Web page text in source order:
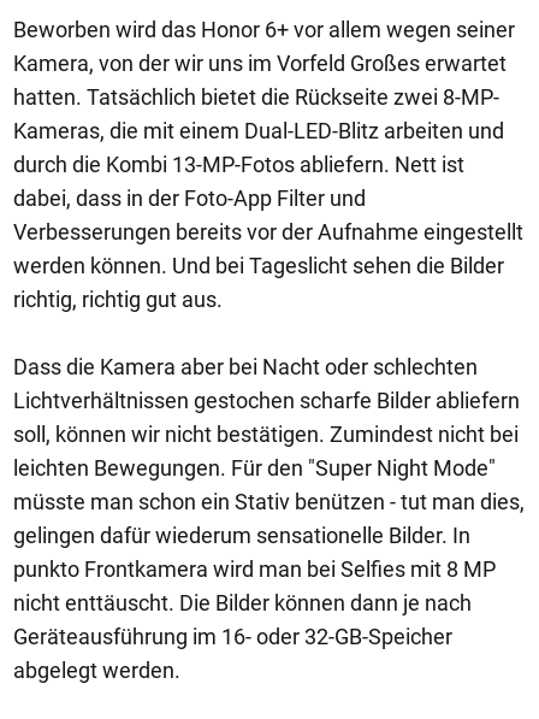
Beworben wird das Honor 6+ vor allem wegen seiner
Kamera, von der wir uns im Vorfeld Großes erwartet
hatten. Tatsächlich bietet die Rückseite zwei 8-MP-
Kameras, die mit einem Dual-LED-Blitz arbeiten und
durch die Kombi 13-MP-Fotos abliefern. Nett ist
dabei, dass in der Foto-App Filter und
Verbesserungen bereits vor der Aufnahme eingestellt
werden können. Und bei Tageslicht sehen die Bilder
richtig, richtig gut aus.
Dass die Kamera aber bei Nacht oder schlechten
Lichtverhältnissen gestochen scharfe Bilder abliefern
soll, können wir nicht bestätigen. Zumindest nicht bei
leichten Bewegungen. Für den "Super Night Mode"
müsste man schon ein Stativ benützen - tut man dies,
gelingen dafür wiederum sensationelle Bilder. In
punkto Frontkamera wird man bei Selfies mit 8 MP
nicht enttäuscht. Die Bilder können dann je nach
Geräteausführung im 16- oder 32-GB-Speicher
abgelegt werden.